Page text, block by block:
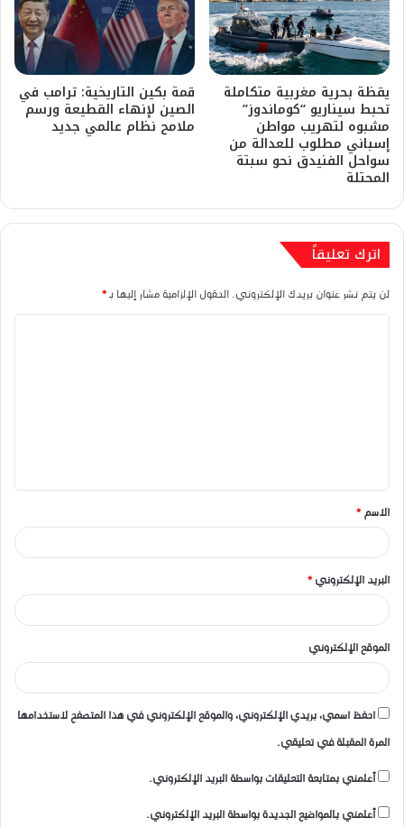
يقظة بحرية مغربية متكاملة
تحبط سيناريو “كوماندوز”
مشبوه لتهريب مواطن
إسباني مطلوب للعدالة من
سواحل الفنيدق نحو سبتة
المحتلة
قمة بكين التاريخية: ترامب في
الصين لإنهاء القطيعة ورسم
ملامح نظام عالمي جديد
اترك تعليقاً
لن يتم نشر عنوان بريدك الإلكتروني. الحقول الإلزامية مشار إليها بـ*
ق
*
الاسم *
البريد الإلكتروني *
الموقع الإلكتروني
احفظ اسمي، بريدي الإلكتروني، والموقع الإلكتروني في هذا المتصفح لاستخدامها
المرة المقبلة في تعليقي.
أعلمني بمتابعة التعليقات بواسطة البريد الإلكتروني.
أعلمني بالمواضيع الجديدة بواسطة البريد الإلكتروني.